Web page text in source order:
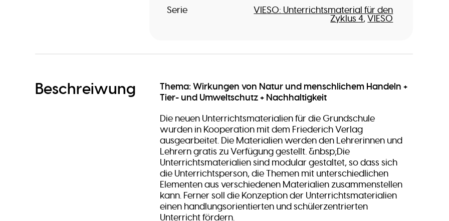
Serie VIESO: Unterrichtsmaterial für den
Zyklus 4 VIESO
Beschreiwung
Thema: Wirkungen von Natur und menschlichem Handeln +
Tier- und Umweltschutz + Nachhaltigkeit
Die neuen Unterrichtsmaterialien für die Grundschule
wurden in Kooperation mit dem Friederich Verlag
ausgearbeitet. Die Materialien werden den Lehrerinnen und
Lehrern gratis zu Verfügung gestellt. &nbsp;Die
Unterrichtsmaterialien sind modular gestaltet, so dass sich
die Unterrichtsperson, die Themen mit unterschiedlichen
Elementen aus verschiedenen Materialien zusammenstellen
kann. Ferner soll die Konzeption der Unterrichtsmaterialien
einen handlungsorientierten und schülerzentrierten
Unterricht fördern.